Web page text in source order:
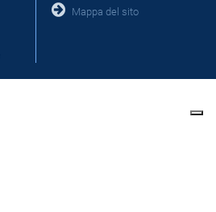
Mappa del sito